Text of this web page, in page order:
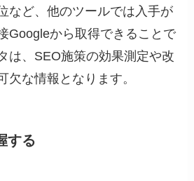
など、他のツールでは入手が
Googleから取得できることで
は、SEO施策の効果測定や改
欠な情報となります。
する